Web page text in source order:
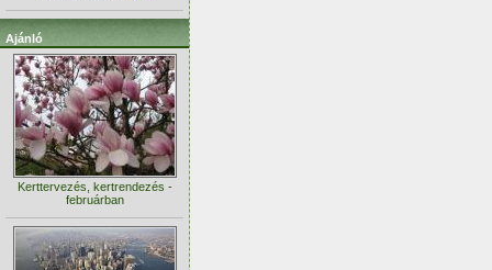
Ajánló
Kerttervezés, kertrendezés -
februárban